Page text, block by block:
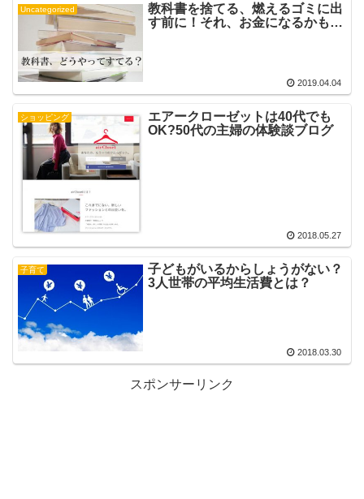
Uncategorized
教科書を捨てる、燃えるゴミに出
す前に！それ、お金になるかも…
2019.04.04
ショッピング
エアークローゼットは40代でも
OK?50代の主婦の体験談ブログ
2018.05.27
子育て
子どもがいるからしょうがない？
3人世帯の平均生活費とは？
2018.03.30
スポンサーリンク